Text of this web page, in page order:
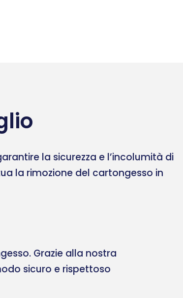
la sicurezza e l’incolumità di
la rimozione del cartongesso in
Grazie alla nostra
sicuro e rispettoso